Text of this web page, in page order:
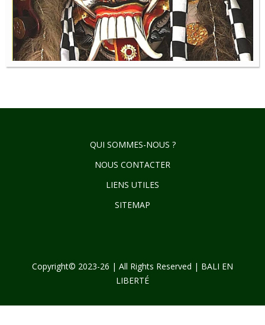
QUI SOMMES-NOUS ?
NOUS CONTACTER
LIENS UTILES
SITEMAP
Copyright© 2023-26 | All Rights Reserved | BALI EN
LIBERTÉ